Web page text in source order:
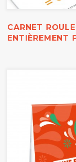
CARNET
ENTIÈREMENT